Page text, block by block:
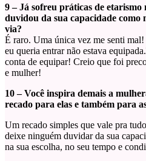
9 – Já sofreu práticas de etarismo
duvidou da sua capacidade
via?
É raro. Uma única vez me senti
eu queria entrar não estava
conta de equipar! Creio que foi
e mulher!
10 – Você inspira demais a
recado para elas e também para
Um recado simples que vale pra
deixe ninguém duvidar da sua
na sua escolha, no seu tempo e